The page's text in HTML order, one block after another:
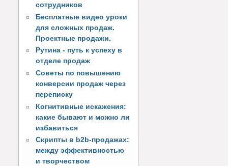
сотрудников
Бесплатные видео уроки
для сложных продаж.
Проектные продажи.
Рутина - путь к успеху в
отделе продаж
Советы по повышению
конверсии продаж через
переписку
Когнитивные искажения:
какие бывают и можно ли
избавиться
Скрипты в b2b-продажах:
между эффективностью
и творчеством